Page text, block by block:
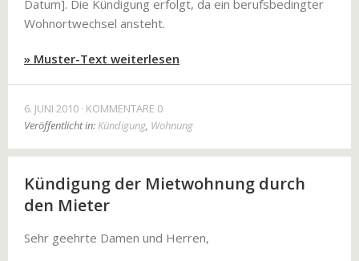
Datum]. Die Kündigung erfolgt, da ein berufsbedingter
Wohnortwechsel ansteht.
» Muster-Text weiterlesen
6. JUNI 2010 KOMMENTARE 0
Veröffentlicht in:Kündigung, Wohnung
Kündigung der Mietwohnung durch
den Mieter
Sehr geehrte Damen und Herren,